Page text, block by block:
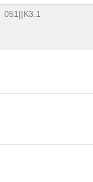
051||K3.1